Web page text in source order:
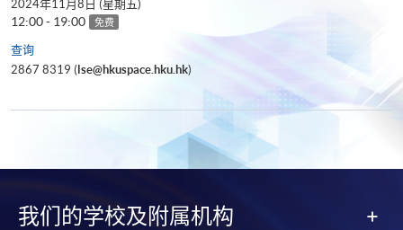
2024年11月8日 (星期五)
12:00 - 19:00 免费
查询
2867 8319 (lse@hkuspace.hku.hk)
我们的学校及附属机构